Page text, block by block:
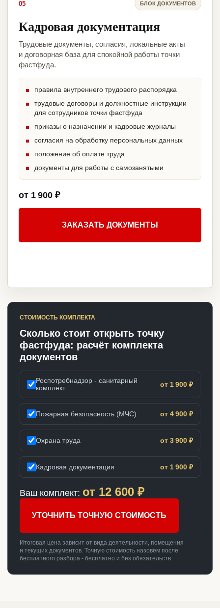
05 БЛОК ДОКУМЕНТОВ
Кадровая документация
Трудовые документы, согласия, локальные акты
и договорная база для спокойной работы точки
фастфуда.
правила внутреннего трудового распорядка
трудовые договоры и должностные инструкции
для сотрудников точки фастфуда
приказы о назначении и кадровые журналы
согласия на обработку персональных данных
положение об оплате труда
документы для работы с самозанятыми
от 1 900 ₽
ЗАКАЗАТЬ ДОКУМЕНТЫ
СТОИМОСТЬ КОМПЛЕКТА
Сколько стоит открыть точку
фастфуда: расчёт комплекта
документов
Роспотребнадзор - санитарный
комплект
от 1 900 ₽
Пожарная безопасность (МЧС) от 4 900 ₽
Охрана труда от 3 900 ₽
Кадровая документация от 1 900 ₽
Ваш комплект: от 12 600 ₽
УТОЧНИТЬ ТОЧНУЮ СТОИМОСТЬ
Итоговая цена зависит от вида деятельности, помещения
и текущих документов. Точную стоимость назовём после
бесплатного разбора - бесплатно и без обязательств.